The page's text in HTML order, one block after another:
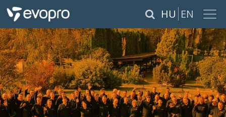
HU EN ×
RÓLUNK
SZOLGÁLTATÁSOK
TERMÉKEK